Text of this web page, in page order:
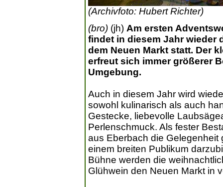
(Archivfoto: Hubert Richter)
(bro) (jh) Am ersten
findet in diesem Jahr wieder
dem Neuen Markt statt. Der
erfreut sich immer größerer
Umgebung.
Auch in diesem Jahr wird
sowohl kulinarisch als auch
Gestecke, liebevolle
Perlenschmuck. Als fester
aus Eberbach die
einem breiten Publikum
Bühne werden die
Glühwein den Neuen Markt in